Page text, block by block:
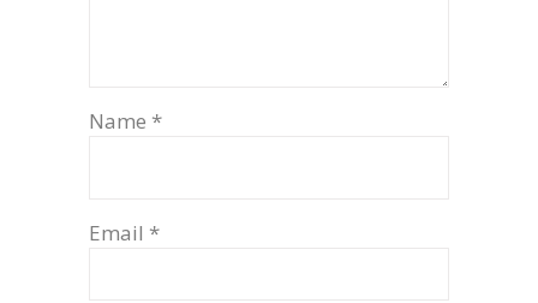
Name *
Email *